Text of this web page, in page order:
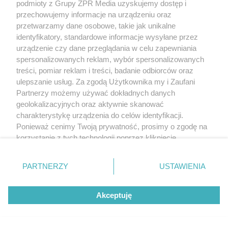
Odszedł wybitny naukowiec i
konstruktor. Miał swój udział w
historii marki Zenith
Warszawiacy oddali hołd ofiarom rzezi Woli.
Łzy wzruszenia podczas uroczystości
podmioty z Grupy ZPR Media uzyskujemy dostęp i
przechowujemy informacje na urządzeniu oraz
przetwarzamy dane osobowe, takie jak unikalne
identyfikatory, standardowe informacje wysyłane przez
urządzenie czy dane przeglądania w celu zapewniania
spersonalizowanych reklam, wybór spersonalizowanych
treści, pomiar reklam i treści, badanie odbiorców oraz
ulepszanie usług. Za zgodą Użytkownika my i Zaufani
Partnerzy możemy używać dokładnych danych
geolokalizacyjnych oraz aktywnie skanować
charakterystykę urządzenia do celów identyfikacji.
Ponieważ cenimy Twoją prywatność, prosimy o zgodę na
korzystanie z tych technologii poprzez kliknięcie
zmienić/wycofać klikając przycisk ustawień prywatności
znajdujący się w lewym dolnym rogu strony
rodzaje przetwarzania danych nie wymagają zgody
użytkownika, ale masz prawo sprzeciwić się takiemu
przetwarzaniu. Preferencje będą miały zastosowanie tylko
PARTNERZY USTAWIENIA
Akceptuję